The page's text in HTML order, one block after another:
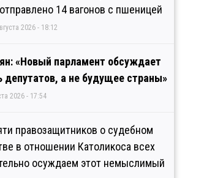
14 вагонов с пшеницей
2026 - 18:12
«Новый парламент обсуждает
депутатов, а не будущее страны»
2026 - 17:54
правозащитников о судебном
в отношении Католикоса всех
осуждаем этот немыслимый